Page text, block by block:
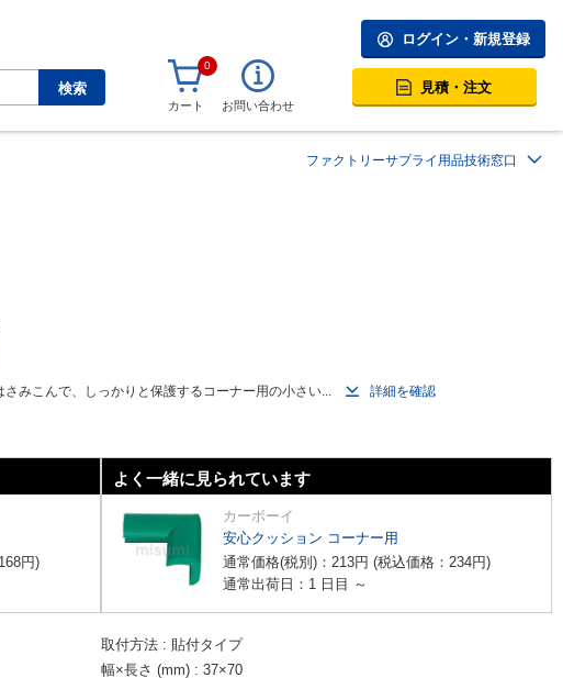
検索
ログイン・新規登録
0
カート お問い合わせ
見積・注文
ファクトリーサプライ用品技術窓口
みこんで、しっかりと保護するコーナー用の小さい...
詳細を確認
168円)
よく一緒に見られています
カーボーイ
安心クッション コーナー用
通常価格(税別)：213円 (税込価格：234円)
通常出荷日：1 日目 ～
取付方法
貼付タイプ
幅×長さ (mm)
37×70